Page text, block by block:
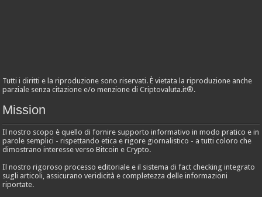
Tutti i diritti e la riproduzione sono riservati. È vietata la riproduzione anche
parziale senza citazione e/o menzione di Criptovaluta.it®.
Mission
Il nostro scopo è quello di fornire supporto informativo in modo pratico e in
parole semplici - rispettando etica e rigore giornalistico - a tutti coloro che
dimostrano interesse verso Bitcoin e Crypto.
Il nostro rigoroso processo editoriale e il sistema di fact checking integrato
sugli articoli, assicurano veridicità e completezza delle informazioni
riportate.